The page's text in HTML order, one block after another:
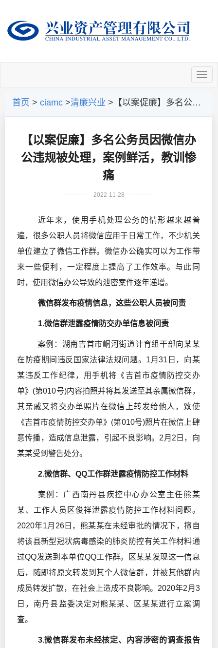
首页 > ciamc >清廉兴业 >【以案促廉】多名公务员因微信办公违规被处理，案例鲜活，教训惨痛
【以案促廉】多名公务员因微信办
公违规被处理，案例鲜活，教训惨
痛
2022-11-28
近年来，使用手机处理公务的情形越来越普
遍，很多公职人员将微信应用于日常工作，不少机关
单位建立了微信工作群。微信办公确实可以为工作带
来一些便利，一定程度上提高了工作效率。与此同
时，使用微信办公导致的泄密案件逐年递增。
微信群发布疫情信息，这些公职人员被问责
1.微信群泄露疫情防交办单信息被问责
案例：湖南吉首市峒河街道计育组干部向某某
在防疫期间违反国家法律法规问题。1月31日，向某
某违反工作纪律，用手机将《吉首市疫情防控交办
单》(第010号)内容拍照并将其发送至其亲属微信群，
其亲戚又将交办单照片在微信上转发给他人，致使
《吉首市疫情防控交办单》(第010号)照片在微信上肆
意传播，造成信息泄露，引起不良影响。2月2日，向
某某受到警告处分。
2.微信群、QQ工作群泄露疫情防控工作材料
案例：广西南丹县疾控中心办公室主任熊某
某、工作人员区俊祥泄露疫情防控工作材料问题。
2020年1月26日，熊某某在未经审批的情况下，擅自
将该县新型冠状病毒感染的肺炎防控有关工作材料通
过QQ发送到本单位QQ工作群。区某某发现这一信息
后，随即将原文转发到其个人微信群，并被其他群内
成员转发扩散，在社会上造成不良影响。2020年2月3
日，南丹县监委决定对熊某某、区某某进行立案调
查。
3.微信群发布未经核定、内容涉密的调查报告